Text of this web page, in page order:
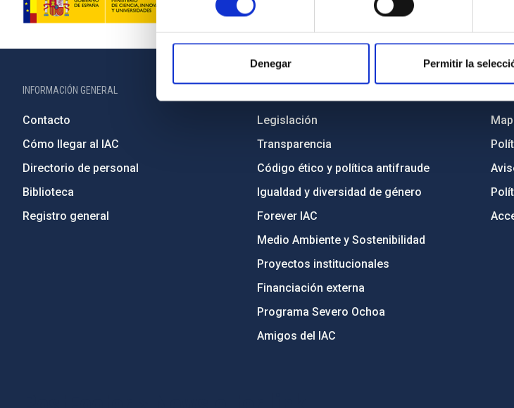
Denegar Permitir la
INFORMACIÓN GENERAL
Contacto
Cómo llegar al IAC
Directorio de personal
Biblioteca
Registro general
Legislación
Transparencia
Código ético y política antifraude
Igualdad y diversidad de género
Forever IAC
Medio Ambiente y Sostenibilidad
Proyectos institucionales
Financiación externa
Programa Severo Ochoa
Amigos del IAC